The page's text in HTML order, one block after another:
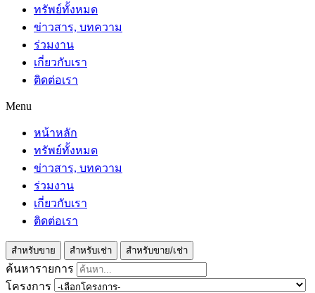
ทรัพย์ทั้งหมด
ข่าวสาร, บทความ
ร่วมงาน
เกี่ยวกับเรา
ติดต่อเรา
Menu
หน้าหลัก
ทรัพย์ทั้งหมด
ข่าวสาร, บทความ
ร่วมงาน
เกี่ยวกับเรา
ติดต่อเรา
สำหรับขาย สำหรับเช่า สำหรับขาย/เช่า
ค้นหารายการ
โครงการ